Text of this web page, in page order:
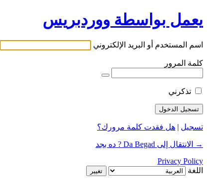
يعمل بواسطة ووردبريس
اسم المستخدم أو البريد الإلكتروني
كلمة المرور
تذكرني
تسجيل | هل فقدت كلمة مرورك؟
→ الانتقال إلى Da Begad ? ده بجد
Privacy Policy
اللغة